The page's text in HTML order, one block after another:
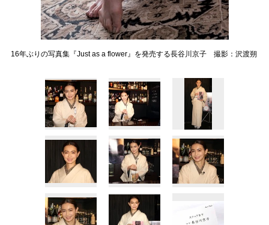
16年ぶりの写真集『Just as a flower』を発売する長谷川京子 撮影：沢渡朔